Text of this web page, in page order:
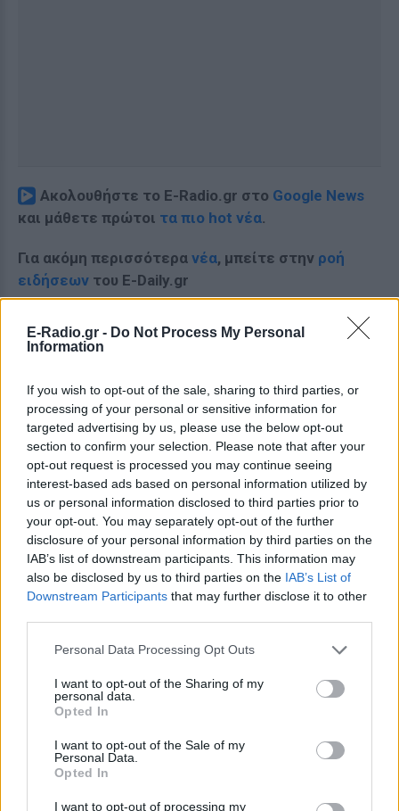
E-Radio.gr - Do Not Process My Personal
Information
If you wish to opt-out of the sale, sharing to third parties, or
processing of your personal or sensitive information for
targeted advertising by us, please use the below opt-out
section to confirm your selection. Please note that after your
opt-out request is processed you may continue seeing
interest-based ads based on personal information utilized by
us or personal information disclosed to third parties prior to
your opt-out. You may separately opt-out of the further
disclosure of your personal information by third parties on the
IAB’s list of downstream participants. This information may
also be disclosed by us to third parties on the IAB’s List of
Downstream Participants that may further disclose it to other
Personal Data Processing Opt Outs
I want to opt-out of the Sharing of my
personal data.
Opted In
I want to opt-out of the Sale of my
Personal Data.
Opted In
I want to opt-out of processing my
Ακολουθήστε το E-Radio.gr στο Google News
και μάθετε πρώτοι τα πιο hot νέα.
Για ακόμη περισσότερα νέα, μπείτε στην ροή
ειδήσεων του E-Daily.gr
Ακολουθήστε το E-Radio.gr και στο Instagram
ΔΕΙΤΕ ΕΠΙΣΗΣ